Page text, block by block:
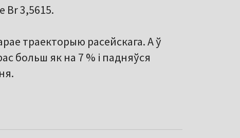
Br 3,5615.
траекторыю расейскага. А ў
больш як на 7 % і падняўся